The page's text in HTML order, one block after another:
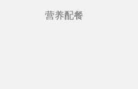
营养配餐